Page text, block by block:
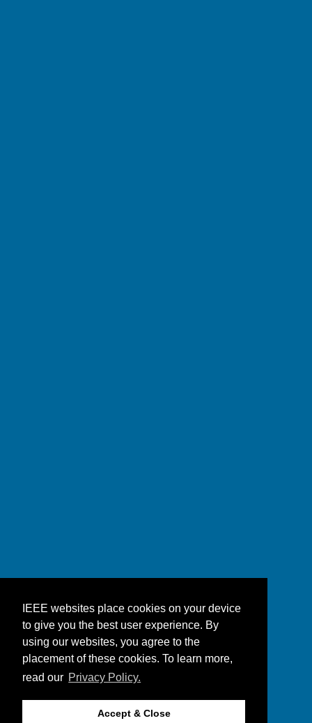
IEEE websites place cookies on your device
to give you the best user experience. By
using our websites, you agree to the
placement of these cookies. To learn more,
read our Privacy Policy.
Accept & Close